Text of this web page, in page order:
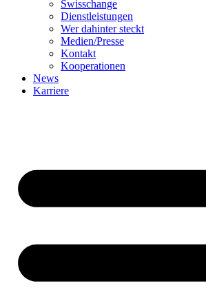
Swisschange
Dienstleistungen
Wer dahinter steckt
Medien/Presse
Kontakt
Kooperationen
News
Karriere